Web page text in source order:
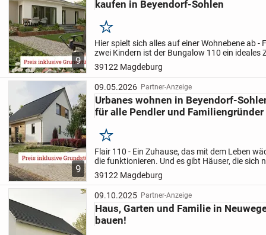
9
kaufen in Beyendorf-Sohlen
Merken
Hier spielt sich alles auf einer Wohnebene ab -
zwei Kindern ist der Bungalow 110 ein ideales
gemütliches Wohnzimmer mit Essbereich, ein
39122 Magdeburg
9
09.05.2026 Partner-Anzeige
Urbanes wohnen in Beyendorf-
für alle Pendler und Familiengründer
Merken
Flair 110 - Ein Zuhause, das mit dem Leben
die funktionieren. Und es gibt Häuser, die sich
anfühlen.
Das Flair 110 gehört zur zweiten
offenen,...
39122 Magdeburg
09.10.2025 Partner-Anzeige
Haus, Garten und Familie in
bauen!